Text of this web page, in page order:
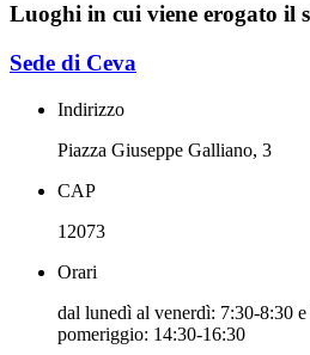
Luoghi in cui viene erogato il
Sede di Ceva
Indirizzo
Piazza Giuseppe Galliano, 3
CAP
12073
Orari
dal lunedì al venerdì: 7:30-8:30
pomeriggio: 14:30-16:30